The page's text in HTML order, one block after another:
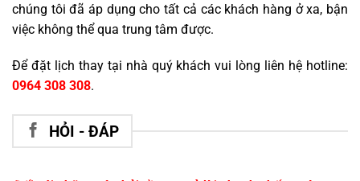
chúng tôi đã áp dụng cho tất cả các khách hàng ở xa, bận
việc không thể qua trung tâm được.
Để đặt lịch thay tại nhà quý khách vui lòng liên hệ hotline:
0964 308 308.
HỎI - ĐÁP